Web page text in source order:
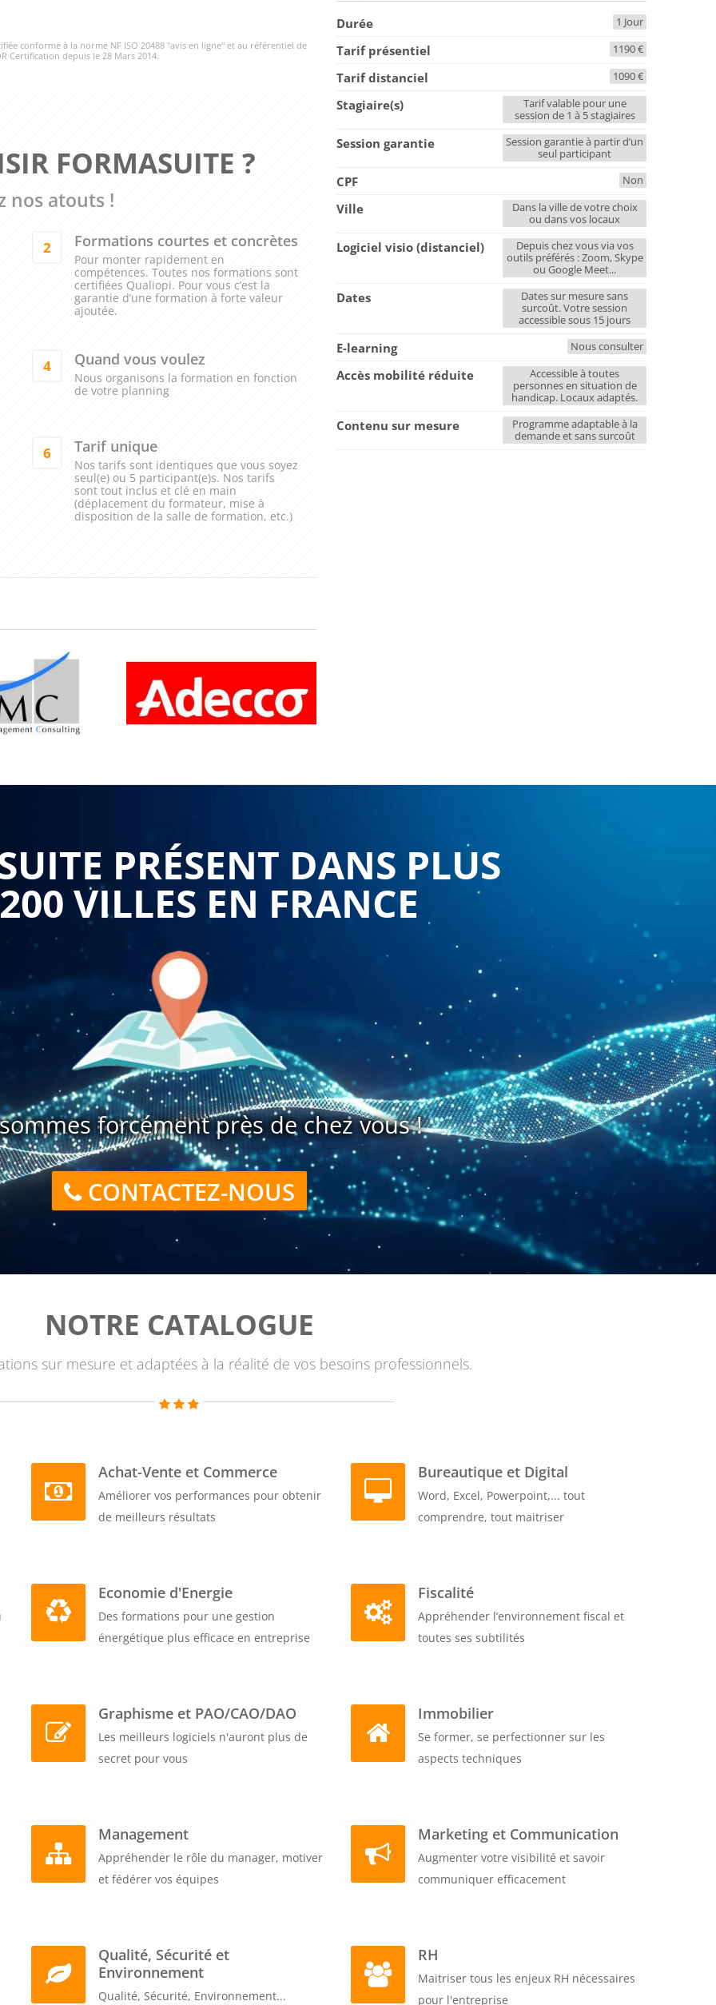
conforme à la norme NF ISO 20488 "avis en ligne" et au référentiel de
Certification depuis le 28 Mars 2014.
FORMASUITE ?
nos atouts !
2 Formations courtes et concrètes
Pour monter rapidement en
compétences. Toutes nos formations sont
certifiées Qualiopi. Pour vous c’est la
garantie d’une formation à forte valeur
ajoutée.
4 Quand vous voulez
Nous organisons la formation en fonction
de votre planning
6 Tarif unique
Nos tarifs sont identiques que vous soyez
seul(e) ou 5 participant(e)s. Nos tarifs
sont tout inclus et clé en main
(déplacement du formateur, mise à
disposition de la salle de formation, etc.)
Durée 1 Jour
Tarif présentiel 1190 €
Tarif distanciel 1090 €
Stagiaire(s)
Tarif valable pour une
session de 1 à 5 stagiaires
Session garantie
Session garantie à partir d’un
seul participant
CPF Non
Ville
Dans la ville de votre choix
ou dans vos locaux
Logiciel visio (distanciel)
Depuis chez vous via vos
outils préférés : Zoom, Skype
ou Google Meet...
Dates
Dates sur mesure sans
surcoût. Votre session
accessible sous 15 jours
E-learning Nous consulter
Accès mobilité réduite
Accessible à toutes
personnes en situation de
handicap. Locaux adaptés.
Contenu sur mesure
Programme adaptable à la
demande et sans surcoût
PRÉSENT DANS PLUS
VILLES EN FRANCE
forcément près de chez vous !
CONTACTEZ-NOUS
NOTRE CATALOGUE
sur mesure et adaptées à la réalité de vos besoins professionnels.
Achat-Vente et Commerce
Améliorer vos performances pour obtenir
de meilleurs résultats
Bureautique et Digital
Word, Excel, Powerpoint,... tout
comprendre, tout maitriser
Economie d'Energie
Des formations pour une gestion
énergétique plus efficace en entreprise
Fiscalité
Appréhender l’environnement fiscal et
toutes ses subtilités
Graphisme et PAO/CAO/DAO
Les meilleurs logiciels n'auront plus de
secret pour vous
Immobilier
Se former, se perfectionner sur les
aspects techniques
Management
Appréhender le rôle du manager, motiver
et fédérer vos équipes
Marketing et Communication
Augmenter votre visibilité et savoir
communiquer efficacement
Qualité, Sécurité et
Environnement
Qualité, Sécurité, Environnement...
RH
Maitriser tous les enjeux RH nécessaires
pour l'entreprise